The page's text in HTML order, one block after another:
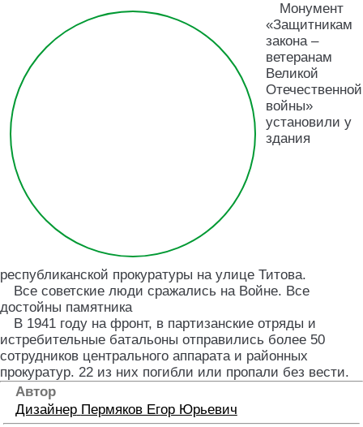
Монумент
«Защитникам
закона –
ветеранам
Великой
Отечественной
войны»
установили у
здания
республиканской прокуратуры на улице Титова.
Все советские люди сражались на Войне. Все
достойны памятника
В 1941 году на фронт, в партизанские отряды и
истребительные батальоны отправились более 50
сотрудников центрального аппарата и районных
прокуратур. 22 из них погибли или пропали без вести.
Автор
Дизайнер Пермяков Егор Юрьевич